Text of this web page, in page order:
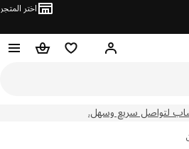
اختر المتجر
مرحباً! تسجيل الدخول
قائمه التسوقعربة التسوق
لتواصل سريع وسهل.